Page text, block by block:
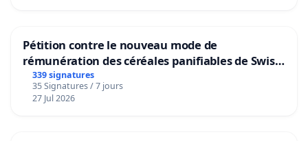
Pétition contre le nouveau mode de
rémunération des céréales panifiables de Swiss
granum basé sur la teneur en protéines
339 signatures
35 Signatures / 7 jours
27 Jul 2026